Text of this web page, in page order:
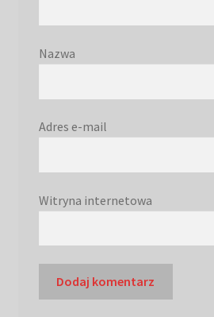
Nazwa
Adres e-mail
Witryna internetowa